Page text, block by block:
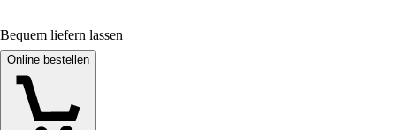
Bequem liefern lassen
Online bestellen